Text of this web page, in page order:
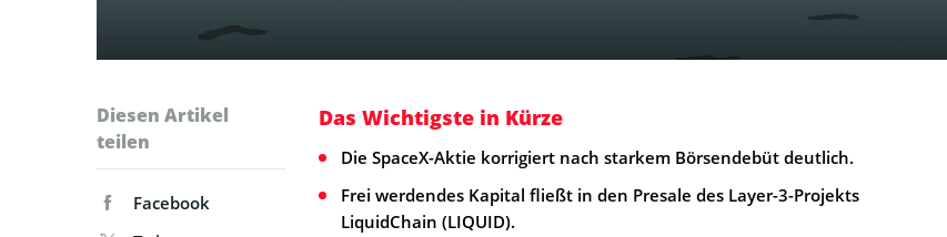
Diesen Artikel
teilen
Facebook
Das Wichtigste in Kürze
Die SpaceX-Aktie korrigiert nach starkem Börsendebüt deutlich.
Frei werdendes Kapital fließt in den Presale des Layer-3-Projekts
LiquidChain (LIQUID).